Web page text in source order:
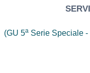
(GU 5a Serie Speciale